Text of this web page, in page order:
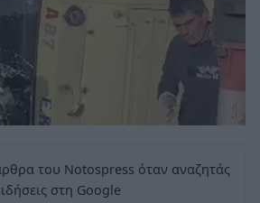
του Notospress όταν αναζητάς
στη Google